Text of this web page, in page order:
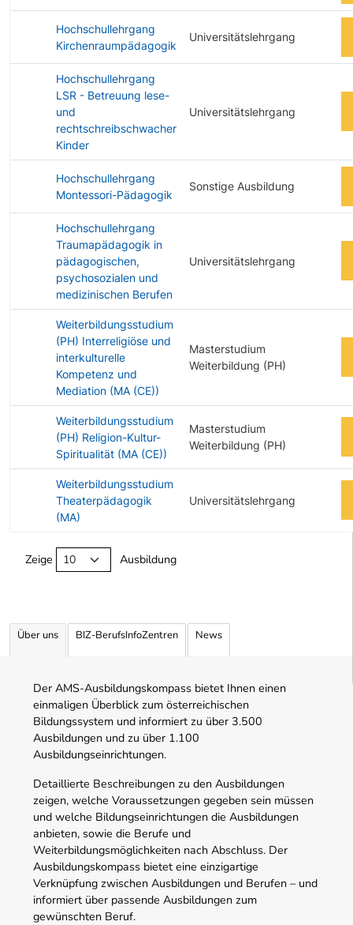
Hochschullehrgang
Kirchenraumpädagogik
Universitätslehrgang
Hochschullehrgang
LSR - Betreuung lese-
und
rechtschreibschwacher
Kinder
Universitätslehrgang
Hochschullehrgang
Montessori-Pädagogik
Sonstige Ausbildung
Hochschullehrgang
Traumapädagogik in
pädagogischen,
psychosozialen und
medizinischen Berufen
Universitätslehrgang
Weiterbildungsstudium
(PH) Interreligiöse und
interkulturelle
Kompetenz und
Mediation (MA (CE))
Masterstudium
Weiterbildung (PH)
Weiterbildungsstudium
(PH) Religion-Kultur-
Spiritualität (MA (CE))
Masterstudium
Weiterbildung (PH)
Weiterbildungsstudium
Theaterpädagogik
(MA)
Universitätslehrgang
Zeige Ausbildung
Über uns BIZ-BerufsInfoZentren News
Der AMS-Ausbildungskompass bietet Ihnen einen
einmaligen Überblick zum österreichischen
Bildungssystem und informiert zu über 3.500
Ausbildungen und zu über 1.100
Ausbildungseinrichtungen.
Detaillierte Beschreibungen zu den Ausbildungen
zeigen, welche Voraussetzungen gegeben sein müssen
und welche Bildungseinrichtungen die Ausbildungen
anbieten, sowie die Berufe und
Weiterbildungsmöglichkeiten nach Abschluss. Der
Ausbildungskompass bietet eine einzigartige
Verknüpfung zwischen Ausbildungen und Berufen – und
informiert über passende Ausbildungen zum
gewünschten Beruf.